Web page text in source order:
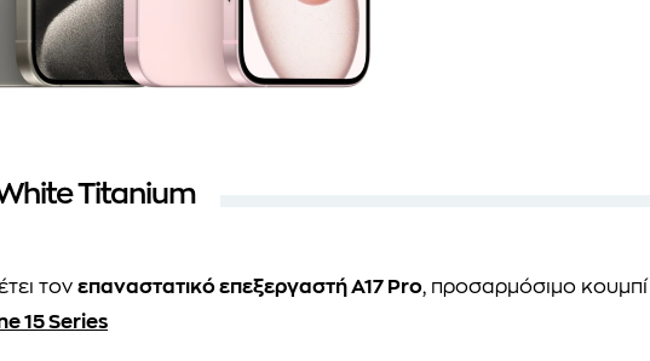
Titanium
τον επαναστατικό επεξεργαστή A17 Pro, προσαρμόσιμο
15 Series